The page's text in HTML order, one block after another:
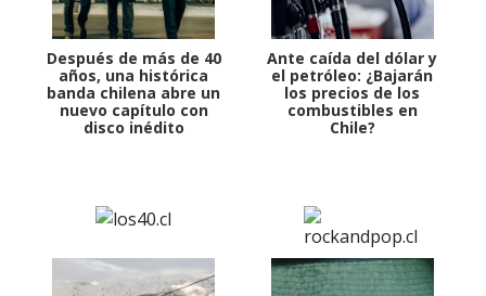
Después de más de 40
años, una histórica
banda chilena abre un
nuevo capítulo con
disco inédito
Ante caída del dólar y
el petróleo: ¿Bajarán
los precios de los
combustibles en
Chile?